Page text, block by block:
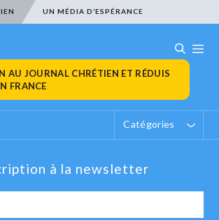
UN MÉDIA D’ESPÉRANCE
AU JOURNAL CHRÉTIEN ET RÉDUIS
FRANCE
Catégories
à la newsletter